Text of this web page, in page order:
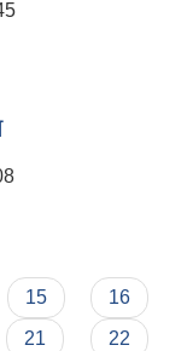
15
16
21
22